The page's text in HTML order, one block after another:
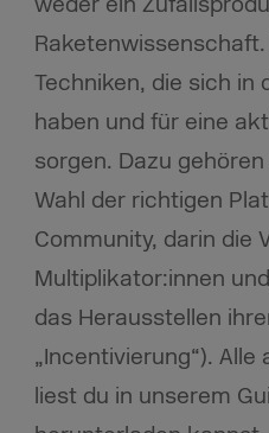
Techniken, die sich in
haben und für eine
sorgen. Dazu
Wahl der richtigen
Community, darin die
Multiplikator:innen
das Herausstellen
„Incentivierung“).
liest du in unserem